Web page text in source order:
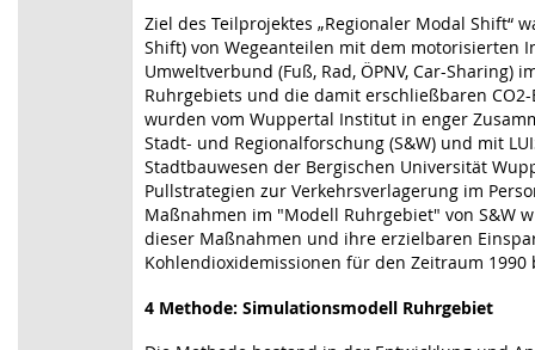
Ziel des Teilprojektes „Regionaler Modal Shift“
Shift) von Wegeanteilen mit dem motorisierten
Umweltverbund (Fuß, Rad, ÖPNV, Car-Sharing)
Ruhrgebiets und die damit erschließbaren
wurden vom Wuppertal Institut in enger
Stadt- und Regionalforschung (S&W) und mit
Stadtbauwesen der Bergischen Universität
Pullstrategien zur Verkehrsverlagerung im
Maßnahmen im "Modell Ruhrgebiet" von S&W
dieser Maßnahmen und ihre erzielbaren
Kohlendioxidemissionen für den Zeitraum 1990
4 Methode: Simulationsmodell Ruhrgebiet